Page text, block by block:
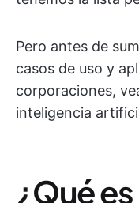
Pero antes de
casos de uso y
corporaciones,
inteligencia
¿Qué